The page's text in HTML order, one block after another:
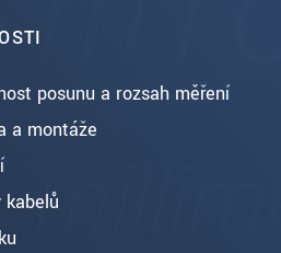
posunu a rozsah měření
a montáže
kabelů